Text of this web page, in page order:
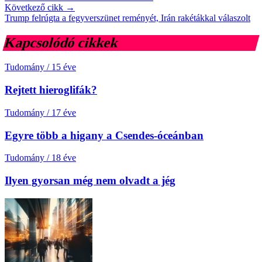
Következő cikk →
Trump felrúgta a fegyverszünet reményét, Irán rakétákkal válaszolt
Kapcsolódó cikkek
Tudomány / 15 éve
Rejtett hieroglifák?
Tudomány / 17 éve
Egyre több a higany a Csendes-óceánban
Tudomány / 18 éve
Ilyen gyorsan még nem olvadt a jég